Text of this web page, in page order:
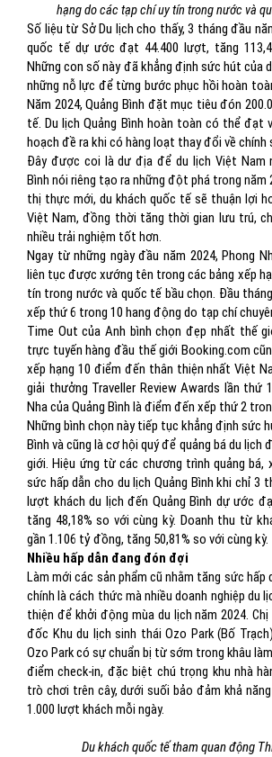
hạng do các tạp chí uy tín trong nước và
Số liệu từ Sở Du lịch cho thấy, 3 tháng đầu
quốc tế dự ước đạt 44.400 lượt, tăng
Những con số này đã khẳng định sức hút của
những nỗ lực để từng bước phục hồi hoàn
Năm 2024, Quảng Bình đặt mục tiêu đón
tế. Du lịch Quảng Bình hoàn toàn có thể đạt
hoạch đề ra khi có hàng loạt thay đổi về
Đây được coi là dư địa để du lịch Việt Nam
Bình nói riêng tạo ra những đột phá trong năm
thị thực mới, du khách quốc tế sẽ thuận lợi
Việt Nam, đồng thời tăng thời gian lưu trú,
nhiều trải nghiệm tốt hơn.
Ngay từ những ngày đầu năm 2024, Phong
liên tục được xướng tên trong các bảng xếp
tín trong nước và quốc tế bầu chọn. Đầu
xếp thứ 6 trong 10 hang động do tạp chí
Time Out của Anh bình chọn đẹp nhất thế
trực tuyến hàng đầu thế giới Booking.com
xếp hạng 10 điểm đến thân thiện nhất Việt
giải thưởng Traveller Review Awards lần thứ
Nha của Quảng Bình là điểm đến xếp thứ 2
Những bình chọn này tiếp tục khẳng định sức
Bình và cũng là cơ hội quý để quảng bá du lịch
giới. Hiệu ứng từ các chương trình quảng
sức hấp dẫn cho du lịch Quảng Bình khi chỉ 3
lượt khách du lịch đến Quảng Bình dự ước
tăng 48,18% so với cùng kỳ. Doanh thu từ
gần 1.106 tỷ đồng, tăng 50,81% so với cùng kỳ.
Nhiều hấp dẫn đang đón đợi
Làm mới các sản phẩm cũ nhằm tăng sức hấp
chính là cách thức mà nhiều doanh nghiệp du
thiện để khởi động mùa du lịch năm 2024. Chị
đốc Khu du lịch sinh thái Ozo Park (Bố
Ozo Park có sự chuẩn bị từ sớm trong khâu
điểm check-in, đặc biệt chú trọng khu nhà
trò chơi trên cây, dưới suối bảo đảm khả
1.000 lượt khách mỗi ngày.
Du khách quốc tế tham quan động